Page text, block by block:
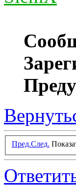
Пред.След.